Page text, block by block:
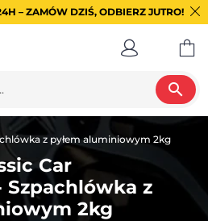
– ZAMÓW DZIŚ, ODBIERZ JUTRO!
search
z pyłem aluminiowym 2kg
Car
Szpachlówka z
2kg